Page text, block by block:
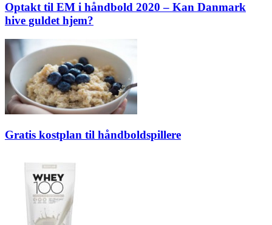
Optakt til EM i håndbold 2020 – Kan Danmark
hive guldet hjem?
Gratis kostplan til håndboldspillere